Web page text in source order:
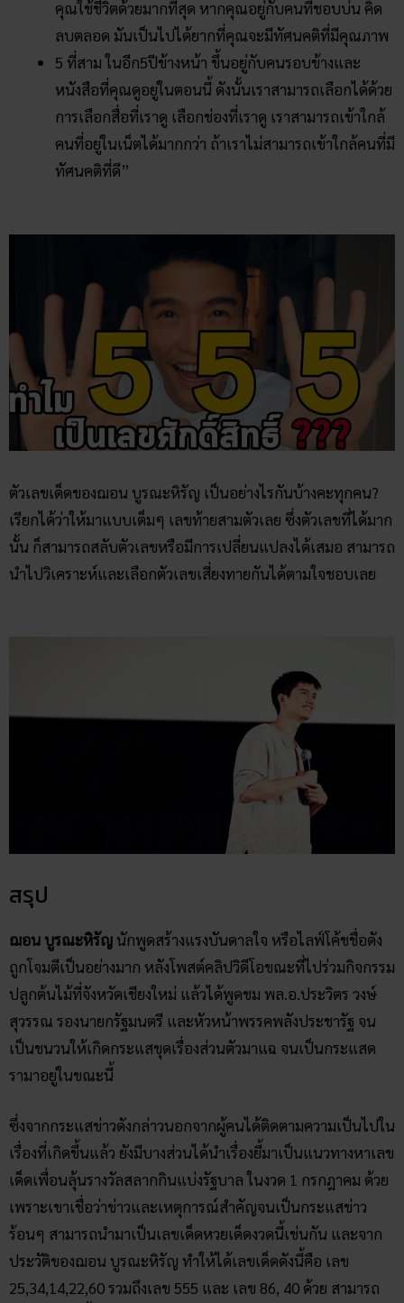
คุณใช้ชีวิตด้วยมากที่สุด หากคุณอยู่กับคนที่ชอบบ่น คิด
ลบตลอด มันเป็นไปได้ยากที่คุณจะมีทัศนคติที่มีคุณภาพ
5 ที่สาม ในอีก5ปีข้างหน้า ขึ้นอยู่กับคนรอบข้างและ
หนังสือที่คุณดูอยู่ในตอนนี้ ดังนั้นเราสามารถเลือกได้ด้วย
การเลือกสื่อที่เราดู เลือกช่องที่เราดู เราสามารถเข้าใกล้
คนที่อยู่ในเน็ตได้มากกว่า ถ้าเราไม่สามารถเข้าใกล้คนที่มี
ทัศนคติที่ดี”
ตัวเลขเด็ดของฌอน บูรณะหิรัญ เป็นอย่างไรกันบ้างคะทุกคน?
เรียกได้ว่าให้มาแบบเต็มๆ เลขท้ายสามตัวเลย ซึ่งตัวเลขที่ได้มาก
นั้น ก็สามารถสลับตัวเลขหรือมีการเปลี่ยนแปลงได้เสมอ สามารถ
นำไปวิเคราะห์และเลือกตัวเลขเสี่ยงทายกันได้ตามใจชอบเลย
สรุป
ฌอน บูรณะหิรัญ นักพูดสร้างแรงบันดาลใจ หรือไลฟ์โค้ชชื่อดัง
ถูกโจมตีเป็นอย่างมาก หลังโพสต์คลิปวิดีโอขณะที่ไปร่วมกิจกรรม
ปลูกต้นไม้ที่จังหวัดเชียงใหม่ แล้วได้พูดชม พล.อ.ประวิตร วงษ์
สุวรรณ รองนายกรัฐมนตรี และหัวหน้าพรรคพลังประชารัฐ จน
เป็นชนวนให้เกิดกระแสขุดเรื่องส่วนตัวมาแฉ จนเป็นกระแสด
รามาอยู่ในขณะนี้
ซึ่งจากกระแสข่าวดังกล่าวนอกจากผู้คนได้ติดตามความเป็นไปใน
เรื่องที่เกิดขึ้นแล้ว ยังมีบางส่วนได้นำเรื่องยี้มาเป็นแนวทางหาเลข
เด็ดเพื่อนลุ้นรางวัลสลากกินแบ่งรัฐบาล ในงวด 1 กรกฎาคม ด้วย
เพราะเขาเชื่อว่าข่าวและเหตุการณ์สำคัญจนเป็นกระแสข่าว
ร้อนๆ สามารถนำมาเป็นเลขเด็ดหวยเด็ดงวดนี้เช่นกัน และจาก
ประวัติของฌอน บูรณะหิรัญ ทำให้ได้เลขเด็ดดังนี้คือ เลข
25,34,14,22,60 รวมถึงเลข 555 และ เลข 86, 40 ด้วย สามารถ